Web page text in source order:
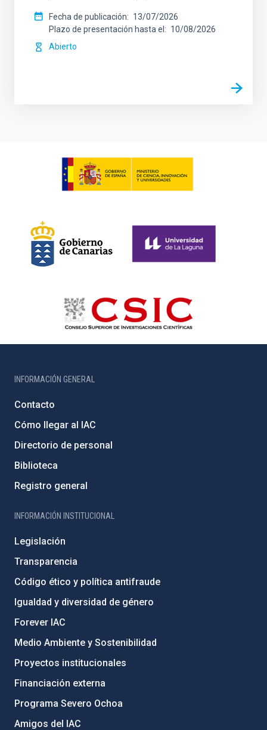
Fecha de publicación
13/07/2026
Plazo de presentación hasta el
10/08/2026
Abierto
INFORMACIÓN GENERAL
Contacto
Cómo llegar al IAC
Directorio de personal
Biblioteca
Registro general
INFORMACIÓN INSTITUCIONAL
Legislación
Transparencia
Código ético y política antifraude
Igualdad y diversidad de género
Forever IAC
Medio Ambiente y Sostenibilidad
Proyectos institucionales
Financiación externa
Programa Severo Ochoa
Amigos del IAC